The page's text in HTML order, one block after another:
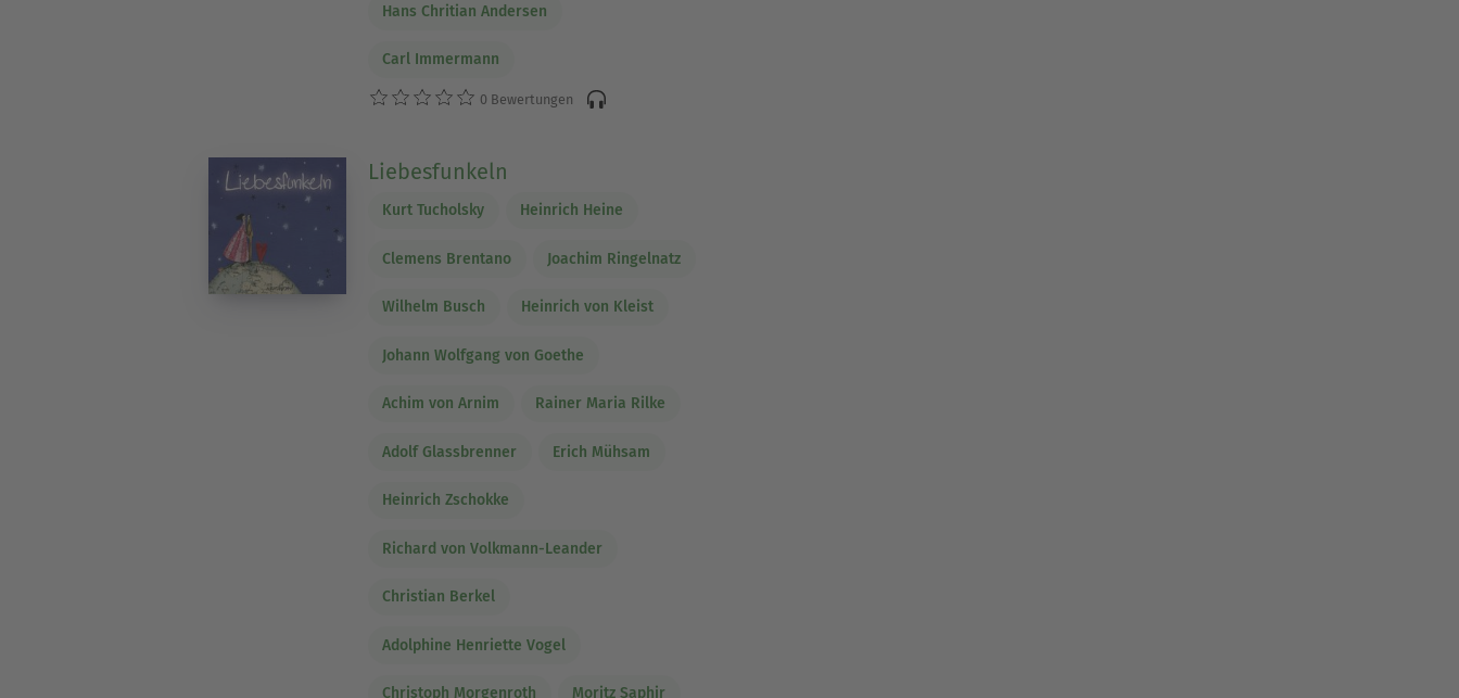
Hans Chritian Andersen
Carl Immermann
0 Bewertungen
Liebesfunkeln
Kurt Tucholsky Heinrich Heine
Clemens Brentano Joachim Ringelnatz
Wilhelm Busch Heinrich von Kleist
Johann Wolfgang von Goethe
Achim von Arnim Rainer Maria Rilke
Adolf Glassbrenner Erich Mühsam
Heinrich Zschokke
Richard von Volkmann-Leander
Christian Berkel
Adolphine Henriette Vogel
Christoph Morgenroth Moritz Saphir